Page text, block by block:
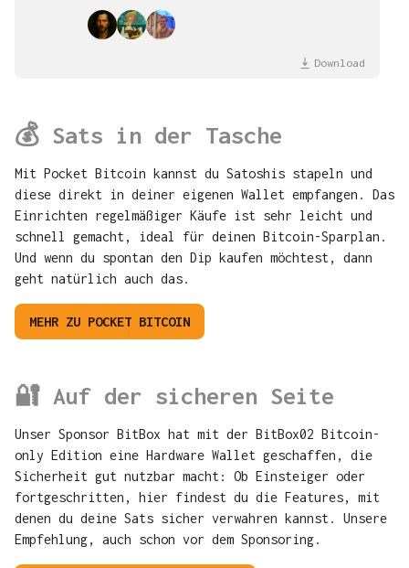
Download
💰 Sats in der Tasche
Mit Pocket Bitcoin kannst du Satoshis stapeln und
diese direkt in deiner eigenen Wallet empfangen. Das
Einrichten regelmäßiger Käufe ist sehr leicht und
schnell gemacht, ideal für deinen Bitcoin-Sparplan.
Und wenn du spontan den Dip kaufen möchtest, dann
geht natürlich auch das.
MEHR ZU POCKET BITCOIN
🔐 Auf der sicheren Seite
Unser Sponsor BitBox hat mit der BitBox02 Bitcoin-
only Edition eine Hardware Wallet geschaffen, die
Sicherheit gut nutzbar macht: Ob Einsteiger oder
fortgeschritten, hier findest du die Features, mit
denen du deine Sats sicher verwahren kannst. Unsere
Empfehlung, auch schon vor dem Sponsoring.